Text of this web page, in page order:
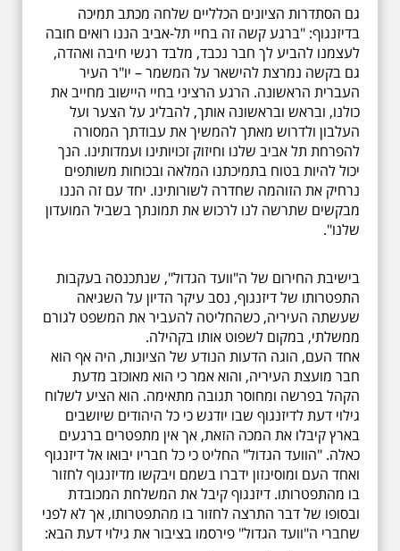
גם הסתדרות הציונים הכלליים שלחה מכתב תמיכה
בדיזנגוף: "ברגע קשה זה בחיי תל-אביב הננו רואים חובה
לעצמנו להביע לך חבר נכבד, מלבד רגשי חיבה ואהדה,
גם בקשה נמרצת להישאר על המשמר – יו"ר העיר
העברית הראשונה. הרגע הרציני בחיי היישוב מחייב את
כולנו, ובראש ובראשונה אותך, להבליג על הצער ועל
העלבון ולדרוש מאתך להמשיך את עבודתך המסורה
להפרחת תל אביב שלנו וחיזוק זכויותינו ועמדותינו. הנך
יכול להיות בטוח בתמיכתנו המלאה ובכוחות משותפים
נרחיק את הזוהמה שחדרה לשורותינו. יחד עם זה הננו
מבקשים שתרשה לנו לרכוש את תמונתך בשביל המועדון
שלנו".
בישיבת החירום של ה"וועד הגדול", שנתכנסה בעקבות
התפטרותו של דיזנגוף, נסב עיקר הדיון על השגיאה
שעשתה העיריה, כשהחליטה להעביר את המשפט לגורם
ממשלתי, במקום לשפוט אותו בקהילה.
אחד העם, הוגה הדעות הנודע של הציונות, היה אף הוא
חבר מועצת העיריה, והוא אמר כי הוא מאוכזב מדעת
הקהל בפרשה ומחוסר תגובה מתאימה. הוא הציע לשלוח
גילוי דעת לדיזנגוף שבו יודגש כי כל היהודים שיושבים
בארץ קיבלו את המכה הזאת, אך אין מתפטרים ברגעים
כאלה. "הוועד הגדול" החליט כי כל חבריו יבואו אל דיזנגוף
ואחד העם ומוסינזון ידברו בשמם ויבקשו מדיזנגוף לחזור
בו מהתפטרותו. דיזנגוף קיבל את המשלחת המכובדת
ובסופו של דבר התרצה לחזור בו מהתפטרותו, אך לא לפני
שחברי ה"וועד הגדול" פירסמו בציבור את גילוי דעת הבא: